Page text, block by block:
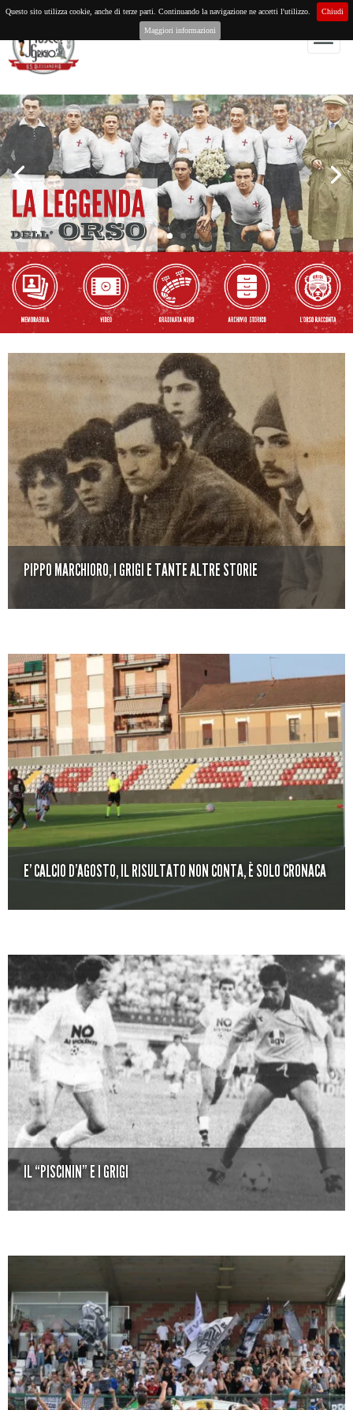
Questo sito utilizza cookie, anche di terze parti. Continuando la navigazione ne accetti l'utilizzo. Chiudi
Maggiori informazioni
PIPPO MARCHIORO, I GRIGI E TANTE ALTRE STORIE
E’ CALCIO D’AGOSTO, IL RISULTATO NON CONTA, È SOLO CRONACA
IL “PISCININ” E I GRIGI